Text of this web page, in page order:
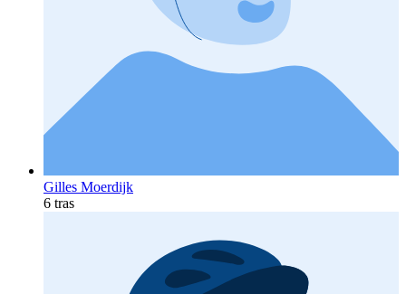
Gilles Moerdijk
6 tras